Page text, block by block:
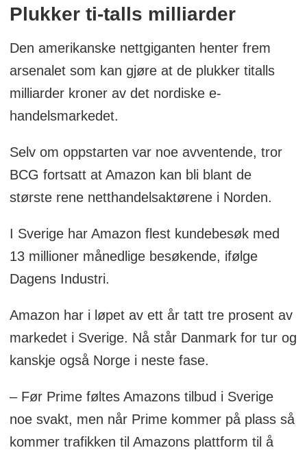
Plukker ti-talls milliarder
Den amerikanske nettgiganten henter frem
arsenalet som kan gjøre at de plukker titalls
milliarder kroner av det nordiske e-
handelsmarkedet.
Selv om oppstarten var noe avventende, tror
BCG fortsatt at Amazon kan bli blant de
største rene netthandelsaktørene i Norden.
I Sverige har Amazon flest kundebesøk med
13 millioner månedlige besøkende, ifølge
Dagens Industri.
Amazon har i løpet av ett år tatt tre prosent av
markedet i Sverige. Nå står Danmark for tur og
kanskje også Norge i neste fase.
– Før Prime føltes Amazons tilbud i Sverige
noe svakt, men når Prime kommer på plass så
kommer trafikken til Amazons plattform til å